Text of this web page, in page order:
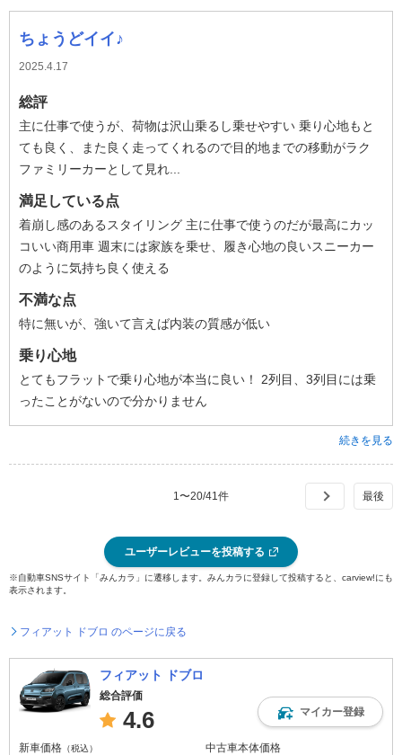
ちょうどイイ♪
2025.4.17
総評
主に仕事で使うが、荷物は沢山乗るし乗せやすい 乗り心地もと
ても良く、また良く走ってくれるので目的地までの移動がラク
ファミリーカーとして見れ...
満足している点
着崩し感のあるスタイリング 主に仕事で使うのだが最高にカッ
コいい商用車 週末には家族を乗せ、履き心地の良いスニーカー
のように気持ち良く使える
不満な点
特に無いが、強いて言えば内装の質感が低い
乗り心地
とてもフラットで乗り心地が本当に良い！ 2列目、3列目には乗
ったことがないので分かりません
続きを見る
1 〜20/41 件
ユーザーレビューを投稿する
※自動車SNSサイト「みんカラ」に遷移します。みんカラに登録して投稿すると、carview!にも
表示されます。
フィアット ドブロ のページに戻る
フィアット ドブロ
総合評価
4.6 マイカー登録
新車価格 （税込） 中古車本体価格